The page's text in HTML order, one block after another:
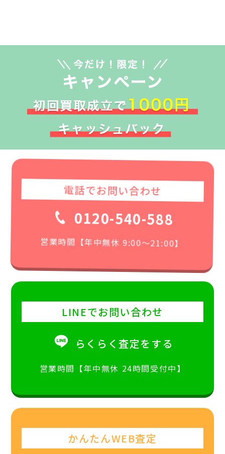
電話でお問い合わせ
0120-540-588
営業時間【年中無休 9:00〜21:00】
LINEでお問い合わせ
らくらく査定をする
営業時間【年中無休 24時間受付中】
かんたんWEB査定